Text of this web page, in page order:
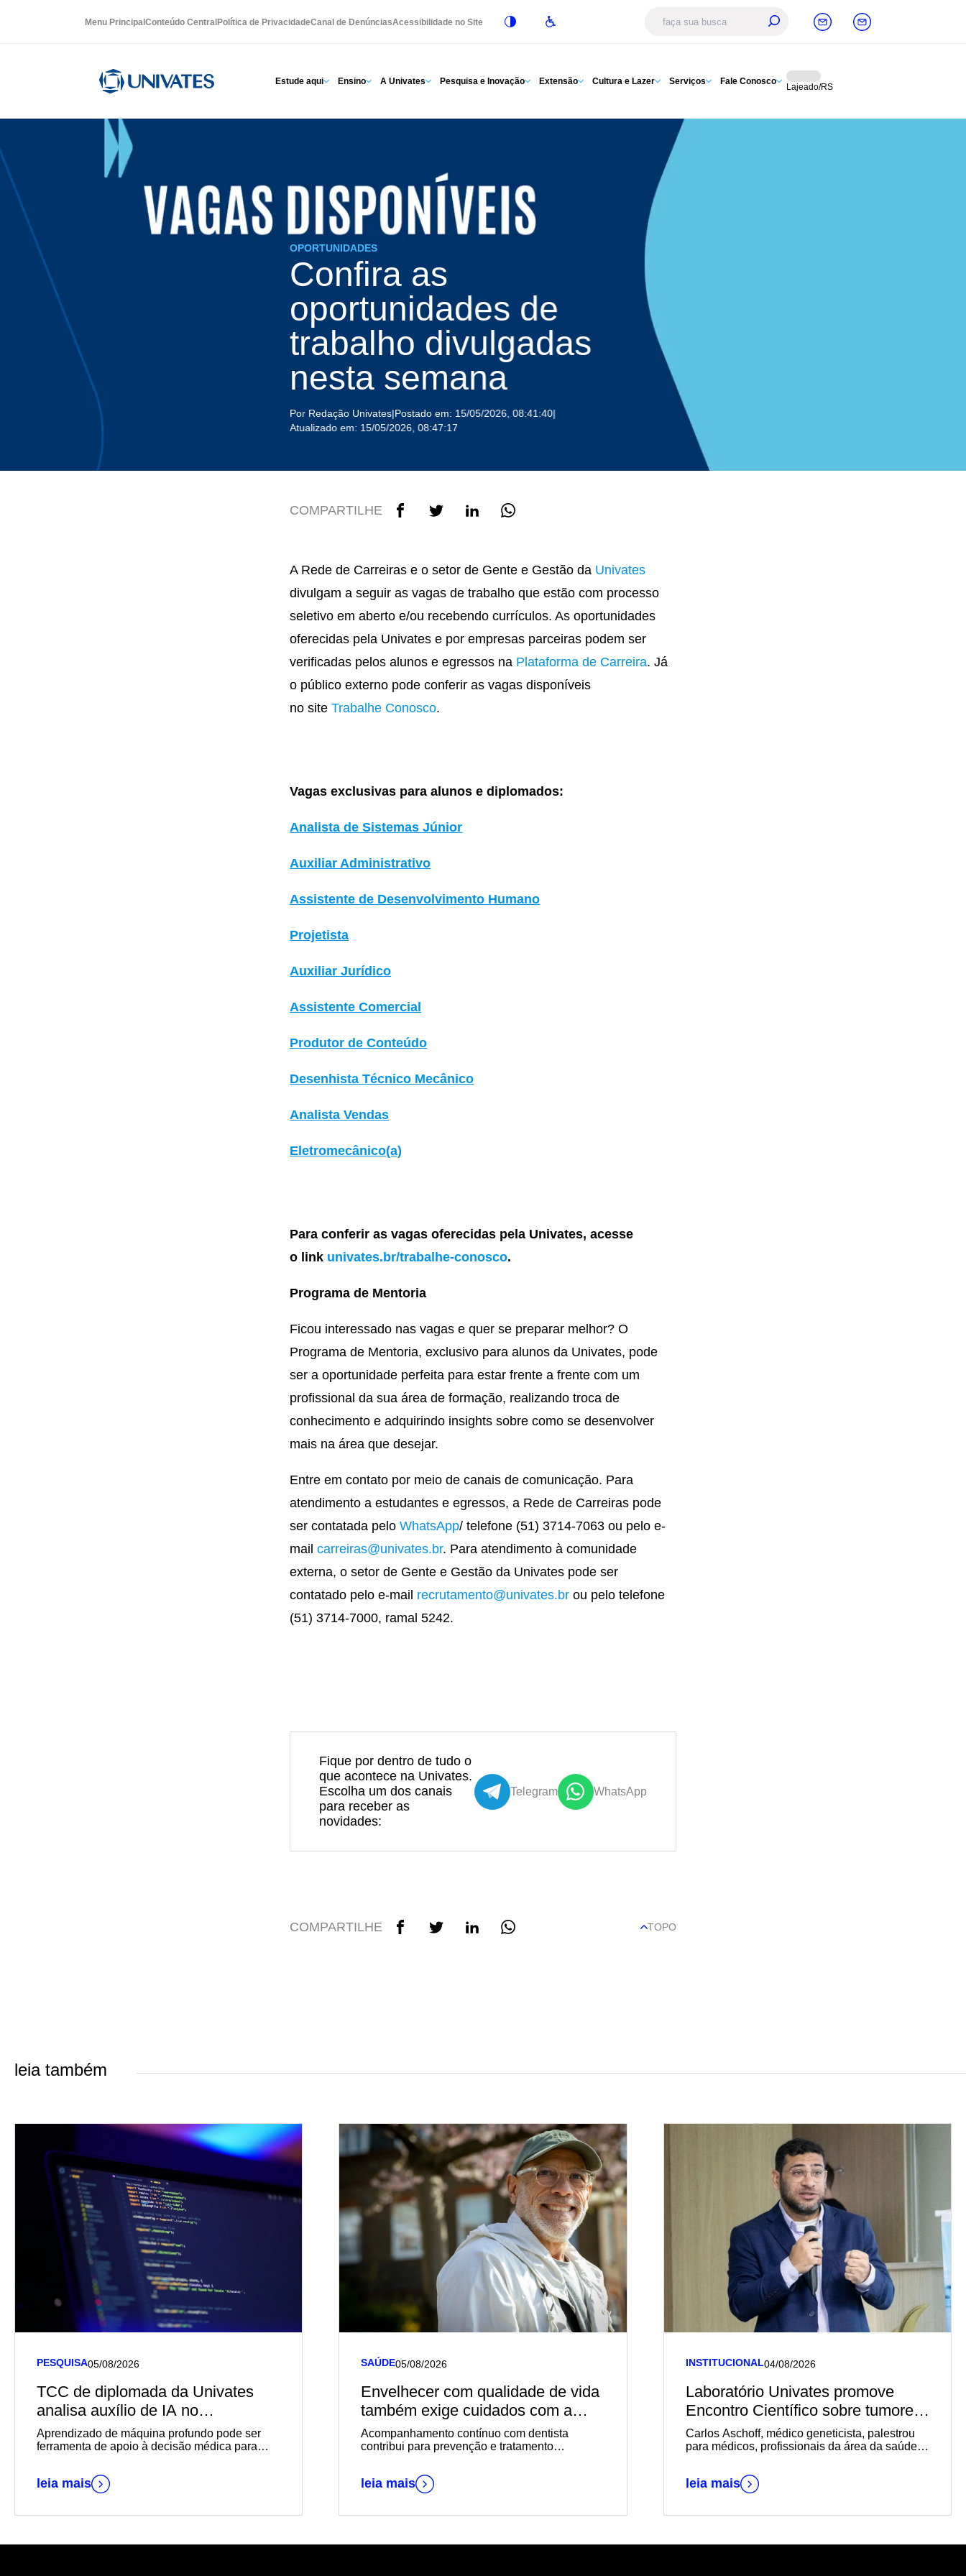
Menu Principal Conteúdo Central Política de PrivacidadeCanal de DenúnciasAcessibilidade no Site
Estude aqui Ensino A Univates Pesquisa e Inovação Extensão Cultura e Lazer Serviços Fale Conosco
Lajeado/RS
OPORTUNIDADES
Confira as
oportunidades de
trabalho divulgadas
nesta semana
Por Redação Univates|Postado em: 15/05/2026, 08:41:40|
Atualizado em: 15/05/2026, 08:47:17
COMPARTILHE
A Rede de Carreiras e o setor de Gente e Gestão da Univates
divulgam a seguir as vagas de trabalho que estão com processo
seletivo em aberto e/ou recebendo currículos. As oportunidades
oferecidas pela Univates e por empresas parceiras podem ser
verificadas pelos alunos e egressos na Plataforma de Carreira. Já
o público externo pode conferir as vagas disponíveis
no siteTrabalhe Conosco.
Vagas exclusivas para alunos e diplomados:
Analista de Sistemas Júnior
Auxiliar Administrativo
Assistente de Desenvolvimento Humano
Projetista
Auxiliar Jurídico
Assistente Comercial
Produtor de Conteúdo
Desenhista Técnico Mecânico
Analista Vendas
Eletromecânico(a)
Para conferir as vagas oferecidas pela Univates, acesse
o link univates.br/trabalhe-conosco.
Programa de Mentoria
Ficou interessado nas vagas e quer se preparar melhor? O
Programa de Mentoria, exclusivo para alunos da Univates, pode
ser a oportunidade perfeita para estar frente a frente com um
profissional da sua área de formação, realizando troca de
conhecimento e adquirindo insights sobre como se desenvolver
mais na área que desejar.
Entre em contato por meio de canais de comunicação. Para
atendimento a estudantes e egressos, a Rede de Carreiras pode
ser contatada peloWhatsApp/ telefone (51) 3714-7063 ou pelo e-
mailcarreiras@univates.br. Para atendimento à comunidade
externa, o setor de Gente e Gestão da Univates pode ser
contatado pelo e-mail recrutamento@univates.br ou pelo telefone
(51) 3714-7000, ramal 5242.
Fique por dentro de tudo o
que acontece na Univates.
Escolha um dos canais
para receber as
novidades:
Telegram WhatsApp
COMPARTILHE TOPO
leia também
PESQUISA05/08/2026
TCC de diplomada da Univates
analisa auxílio de IA no
diagnóstico de câncer de mama
Aprendizado de máquina profundo pode ser
ferramenta de apoio à decisão médica para
leia mais
SAÚDE05/08/2026
Envelhecer com qualidade de vida
também exige cuidados com a
saúde bucal
Acompanhamento contínuo com dentista
contribui para prevenção e tratamento
leia mais
INSTITUCIONAL04/08/2026
Laboratório Univates promove
Encontro Científico sobre tumores
germinativos
Carlos Aschoff, médico geneticista, palestrou
para médicos, profissionais da área da saúde e
leia mais